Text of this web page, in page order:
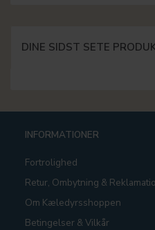
DINE SIDST SETE
INFORMATIONER
Fortrolighed
Retur, Ombytning &
Om Kæledyrsshoppen
Betingelser & Vilkår